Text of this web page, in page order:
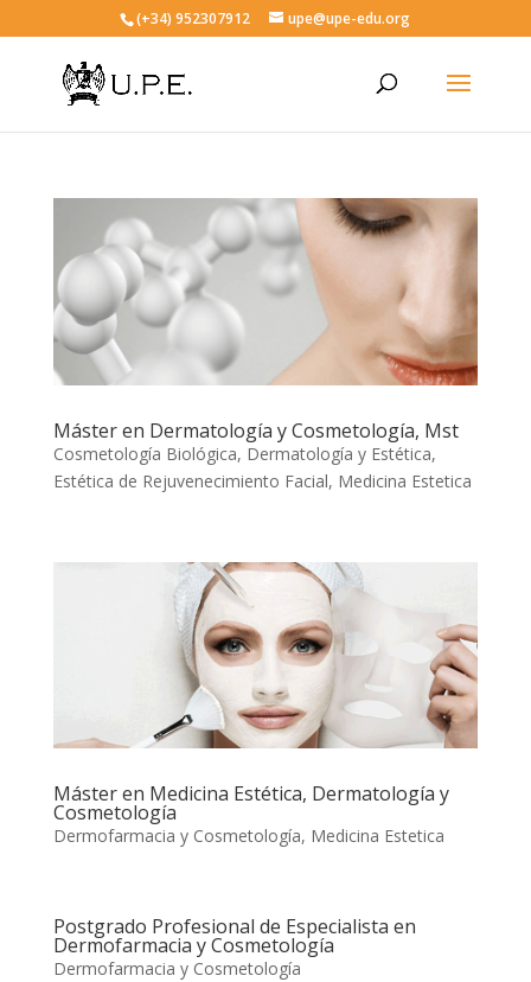
(+34) 952307912 upe@upe-edu.org
Máster en Dermatología y Cosmetología, Mst
Cosmetología Biológica, Dermatología y Estética,
Estética de Rejuvenecimiento Facial, Medicina Estetica
Máster en Medicina Estética, Dermatología y
Cosmetología
Dermofarmacia y Cosmetología, Medicina Estetica
Postgrado Profesional de Especialista en
Dermofarmacia y Cosmetología
Dermofarmacia y Cosmetología